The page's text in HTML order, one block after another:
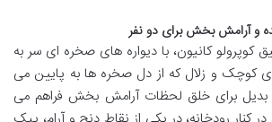
و آرامش بخش برای دو نفر
کوپرولو کانیون، با دیواره های صخره ای سر به
کوچک و زلال که از دل صخره ها به پایین می
بدیل برای خلق لحظات آرامش بخش فراهم می